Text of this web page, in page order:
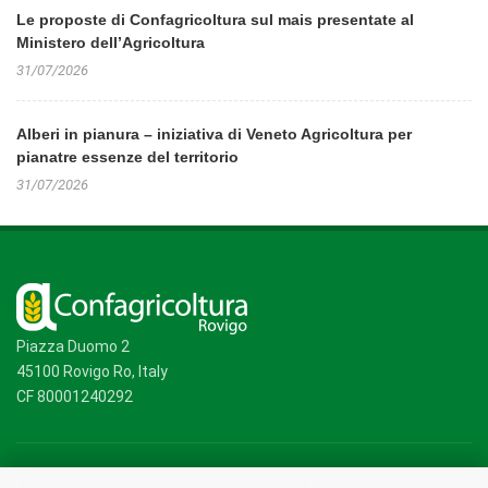
Le proposte di Confagricoltura sul mais presentate al
Ministero dell’Agricoltura
31/07/2026
Alberi in pianura – iniziativa di Veneto Agricoltura per
pianatre essenze del territorio
31/07/2026
Piazza Duomo 2
45100 Rovigo Ro, Italy
CF 80001240292